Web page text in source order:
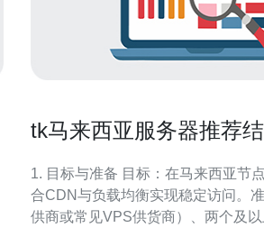
tk马来西亚服务器推荐
1. 目标与准备 目标：在马来西亚节
合CDN与负载均衡实现稳定访问。
供商或常见VPS供货商）、两个及